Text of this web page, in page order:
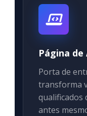
Página
Porta de
transforma
qualificados
antes